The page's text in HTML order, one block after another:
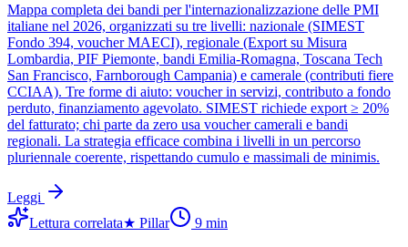
Mappa completa dei bandi per l'internazionalizzazione delle PMI
italiane nel 2026, organizzati su tre livelli: nazionale (SIMEST
Fondo 394, voucher MAECI), regionale (Export su Misura
Lombardia, PIF Piemonte, bandi Emilia-Romagna, Toscana Tech
San Francisco, Farnborough Campania) e camerale (contributi fiere
CCIAA). Tre forme di aiuto: voucher in servizi, contributo a fondo
perduto, finanziamento agevolato. SIMEST richiede export ≥ 20%
del fatturato; chi parte da zero usa voucher camerali e bandi
regionali. La strategia efficace combina i livelli in un percorso
pluriennale coerente, rispettando cumulo e massimali de minimis.
Leggi
Lettura correlata★ Pillar 9 min